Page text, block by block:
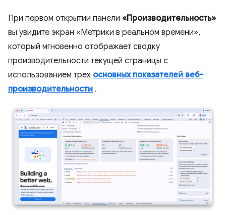
При первом открытии панели «Производительность»
вы увидите экран «Метрики в реальном времени»,
который мгновенно отображает сводку
производительности текущей страницы с
использованием трех основных показателей веб-
производительности .